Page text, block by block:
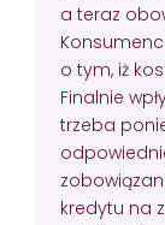
a teraz
o tym, iż
Finalnie
trzeba
kredytu na